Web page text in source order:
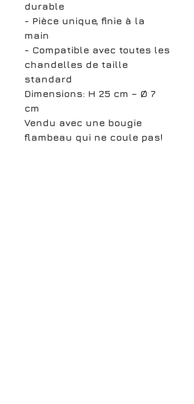
durable
- Pièce unique, finie à la
main
- Compatible avec toutes les
chandelles de taille
standard
Dimensions: H 25 cm – Ø 7
cm
Vendu avec une bougie
flambeau qui ne coule pas!